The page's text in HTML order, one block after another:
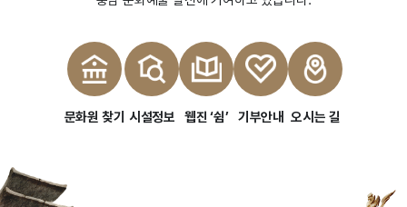
문화원 찾기 시설정보 웹진 ‘쉼’ 기부안내 오시는 길